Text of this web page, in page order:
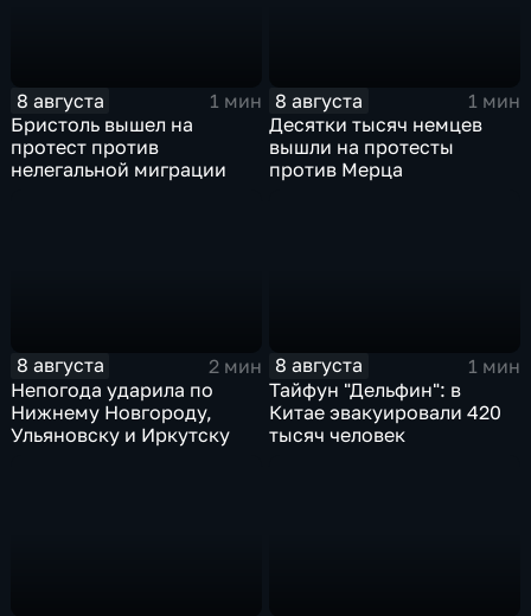
8 августа
1 мин
Бристоль вышел на
протест против
нелегальной миграции
8 августа
1 мин
Десятки тысяч немцев
вышли на протесты
против Мерца
8 августа
2 мин
Непогода ударила по
Нижнему Новгороду,
Ульяновску и Иркутску
8 августа
1 мин
Тайфун "Дельфин": в
Китае эвакуировали 420
тысяч человек